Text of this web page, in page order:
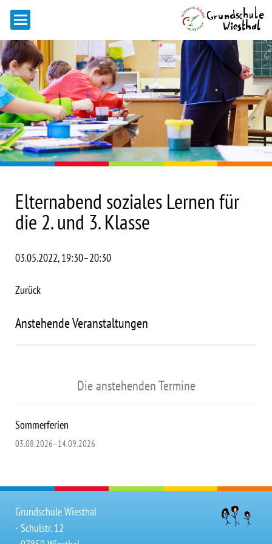
Elternabend soziales Lernen für
die 2. und 3. Klasse
03.05.2022, 19:30–20:30
Zurück
Anstehende Veranstaltungen
Die anstehenden Termine
Sommerferien
03.08.2026–14.09.2026
Grundschule Wiesthal
∙ Schulstr. 12